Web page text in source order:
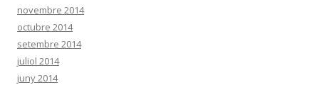
novembre 2014
octubre 2014
setembre 2014
juliol 2014
juny 2014